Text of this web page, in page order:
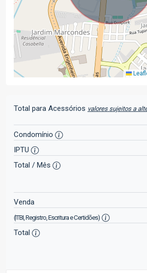
Total para Acessórios valores sujeitos a
Condomínio
IPTU
Total / Mês
Venda
(ITBI, Registro, Escritura e Certidões)
Total